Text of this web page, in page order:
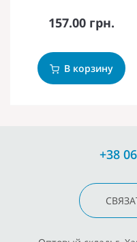
157.00 грн.
В корзину
+38